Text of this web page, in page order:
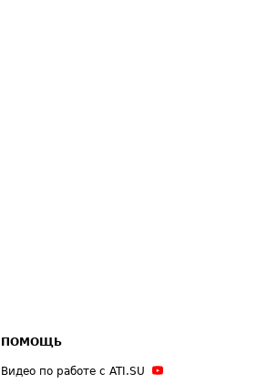
ПОМОЩЬ
Видео по работе с ATI.SU